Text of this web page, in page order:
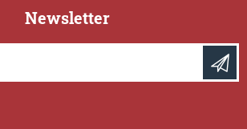
Newsletter